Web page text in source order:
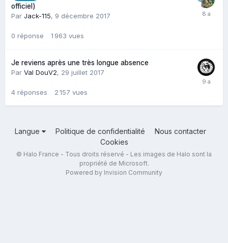
officiel)
Par Jack-115, 9 décembre 2017
0 réponse 1 963 vues
Je reviens après une très longue absence
Par Val DouV2, 29 juillet 2017
4 réponses 2 157 vues
Langue Politique de confidentialité
Nous contacter
Cookies
© Halo France - Tous droits réservé - Les images de Halo sont la
propriété de Microsoft.
Powered by Invision Community